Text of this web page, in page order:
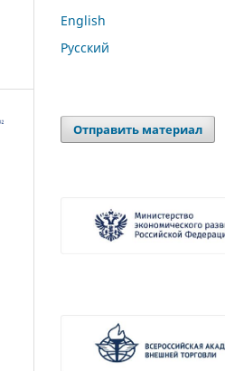
English
Русский
Отправить материал